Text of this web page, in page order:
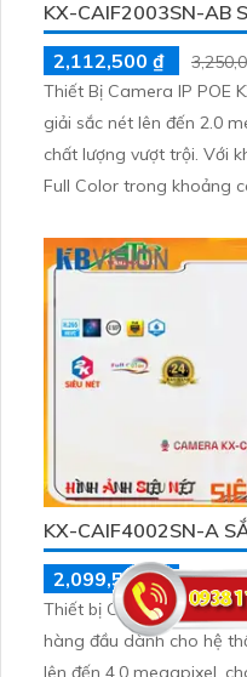
KX-CAIF2003SN-AB
2,112,500 ₫
Thiết Bị Camera IP POE
giải sắc nét lên đến 2.0
chất lượng vượt trội. Với khả năng xem được ban đêm
Full Color trong khoảng
lẫn đêm. Camera được trang bị công nghệ IP POE giúp
truyền tải dữ liệu một
đến chất lượng
KX-CAIF4002SN-A
2,099,500 ₫
Thiết bị Camera IP POE
hàng đầu dành cho hệ
lên đến 4.0 megapixel,